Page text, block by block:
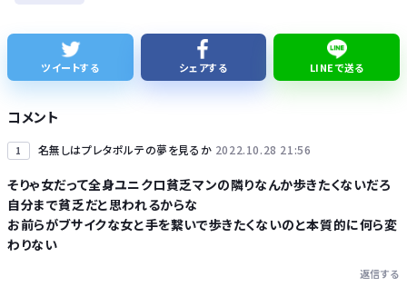
【ねこ】トイレ後の“テンション爆上げ”はなぜ起こる？ 猫のトイレハイ体験談＆獣医師解説
Powered by livedoor 相互RSS
ツイートする シェアする LINEで送る
コメント
1 名無しはプレタポルテの夢を見るか 2022.10.28 21:56
そりゃ女だって全身ユニクロ貧乏マンの隣りなんか歩きたくないだろ
自分まで貧乏だと思われるからな
お前らがブサイクな女と手を繋いで歩きたくないのと本質的に何ら変
わりない
返信する